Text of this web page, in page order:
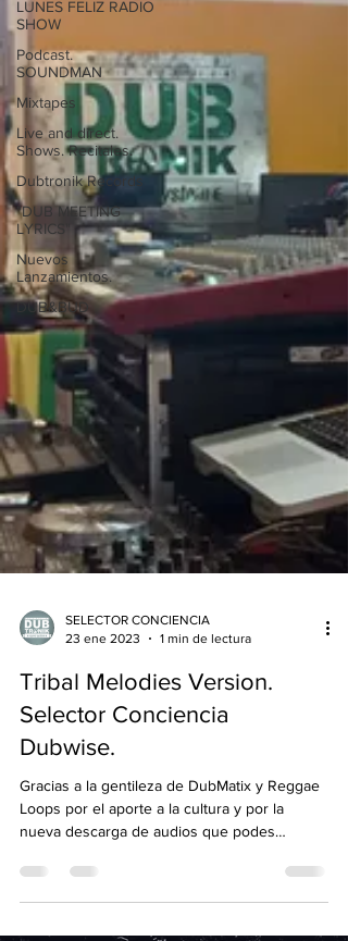
LUNES FELIZ RADIO
SHOW
Podcast.
SOUNDMAN
Mixtapes
Live and direct.
Shows. Recitales.
Dubtronik Records
"DUB MEETING
LYRICS"
Nuevos
Lanzamientos.
DUB&BUD
SELECTOR CONCIENCIA
Tribal Melodies Version.
Selector Conciencia
Gracias a la gentileza de DubMatix y Reggae
Loops por el aporte a la cultura y por la
encontrar en...